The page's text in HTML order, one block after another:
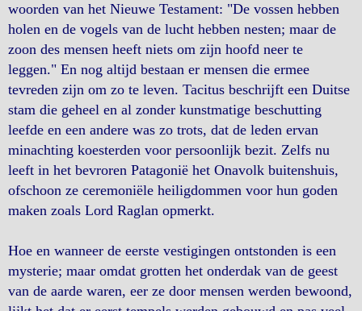
woorden van het Nieuwe Testament: "De vossen hebben
holen en de vogels van de lucht hebben nesten; maar de
zoon des mensen heeft niets om zijn hoofd neer te
leggen." En nog altijd bestaan er mensen die ermee
tevreden zijn om zo te leven. Tacitus beschrijft een Duitse
stam die geheel en al zonder kunstmatige beschutting
leefde en een andere was zo trots, dat de leden ervan
minachting koesterden voor persoonlijk bezit. Zelfs nu
leeft in het bevroren Patagonië het Onavolk buitenshuis,
ofschoon ze ceremoniële heiligdommen voor hun goden
maken zoals Lord Raglan opmerkt.
Hoe en wanneer de eerste vestigingen ontstonden is een
mysterie; maar omdat grotten het onderdak van de geest
van de aarde waren, eer ze door mensen werden bewoond,